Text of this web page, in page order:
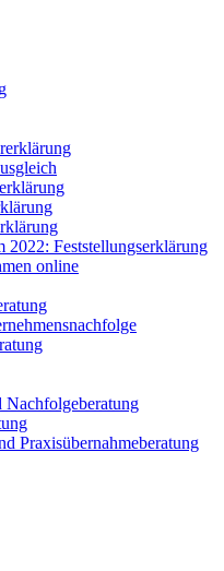
2022: Feststellungserklärung
online
Nachfolgeberatung
Praxisübernahmeberatung